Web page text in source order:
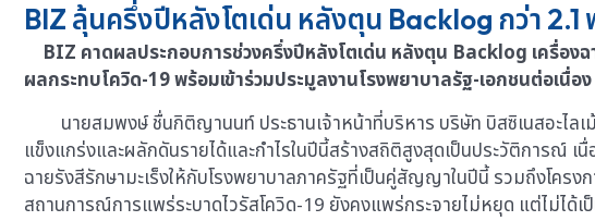
BIZ ลุ้นครึ่งปีหลังโตเด่น หลังตุน Backlog กว่า 2.1
BIZ คาดผลประกอบการช่วงครึ่งปีหลังโตเด่น หลังตุน Backlog เครื่อง
ผลกระทบโควิด-19 พร้อมเข้าร่วมประมูลงานโรงพยาบาลรัฐ-เอกชนต่อเนื่
นายสมพงษ์ ชื่นกิติญานนท์ ประธานเจ้าหน้าที่บริหาร บริษัท บิสซิเนสอะไลเ
แข็งแกร่งและผลักดันรายได้และกำไรในปีนี้สร้างสถิติสูงสุดเป็นประวัติการณ์
ฉายรังสีรักษามะเร็งให้กับโรงพยาบาลภาครัฐที่เป็นคู่สัญญาในปีนี้ รวมถึงโคร
สถานการณ์การแพร่ระบาดไวรัสโควิด-19 ยังคงแพร่กระจายไม่หยุด แต่ไม่ได้